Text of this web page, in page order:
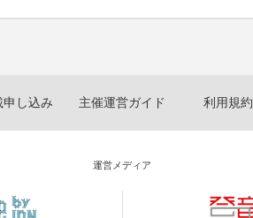
申し込み 主催運営ガイド 利用規約
運営メディア